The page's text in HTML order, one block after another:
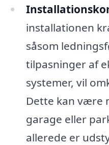
installationen
såsom
tilpasninger af
systemer, vil
Dette kan være
garage eller
allerede er